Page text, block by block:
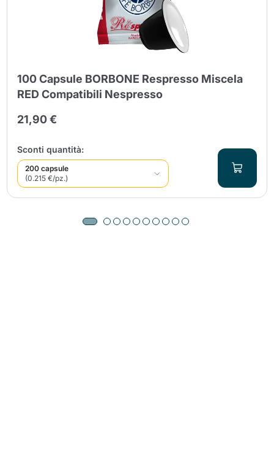
100 Capsule BORBONE Respresso Miscela
RED Compatibili Nespresso
21,90 €
Sconti quantità:
200 capsule
(0.215 €/pz.)